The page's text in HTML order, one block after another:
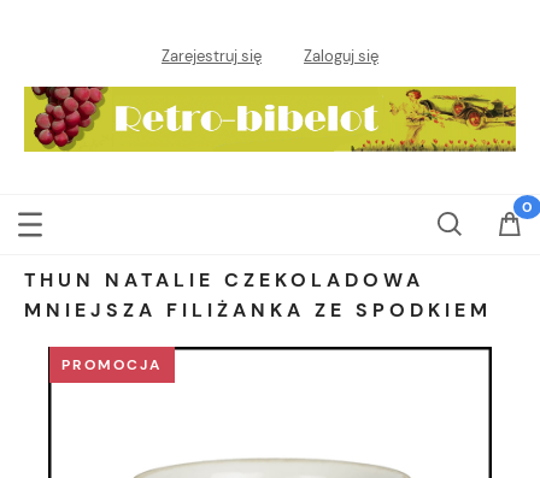
Zarejestruj się Zaloguj się
THUN NATALIE CZEKOLADOWA
MNIEJSZA FILIŻANKA ZE SPODKIEM
PROMOCJA